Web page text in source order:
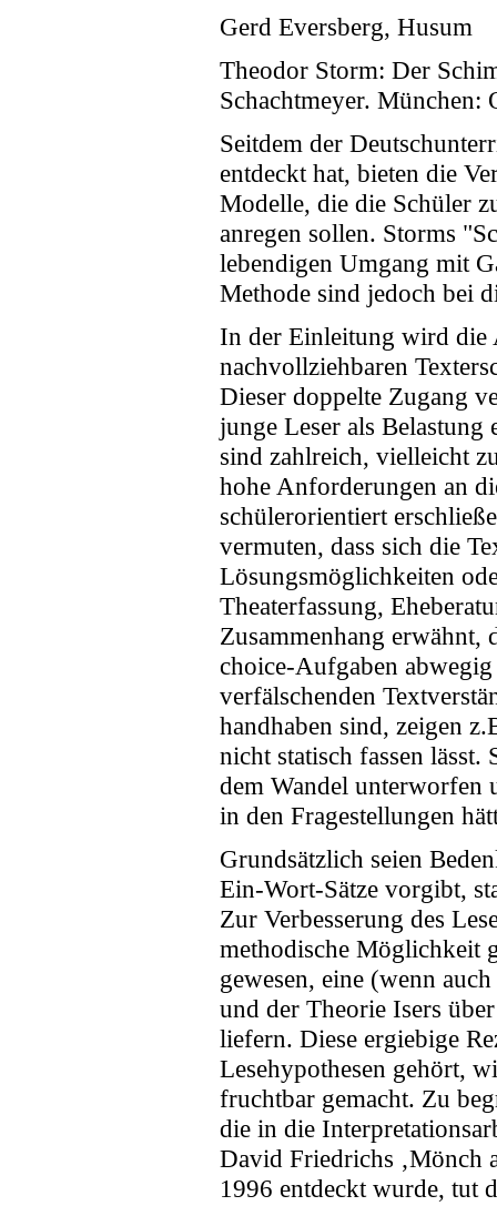
Gerd Eversberg, Husum
Theodor Storm: Der
Schachtmeyer.
Seitdem der
entdeckt hat, bieten die
Modelle, die die Schüler
anregen sollen. Storms
lebendigen Umgang mit
Methode sind jedoch bei
In der Einleitung wird die
nachvollziehbaren
Dieser doppelte Zugang
junge Leser als
sind zahlreich, vielleicht
hohe Anforderungen an
schülerorientiert
vermuten, dass sich die
Lösungsmöglichkeiten
Theaterfassung,
Zusammenhang erwähnt,
choice-Aufgaben abwegig
verfälschenden
handhaben sind, zeigen
nicht statisch fassen
dem Wandel unterworfen
in den Fragestellungen
Grundsätzlich seien
Ein-Wort-Sätze vorgibt,
Zur Verbesserung des
methodische Möglichkeit
gewesen, eine (wenn
und der Theorie Isers
liefern. Diese ergiebige
Lesehypothesen gehört,
fruchtbar gemacht. Zu
die in die
David Friedrichs ‚Mönch
1996 entdeckt wurde, tut